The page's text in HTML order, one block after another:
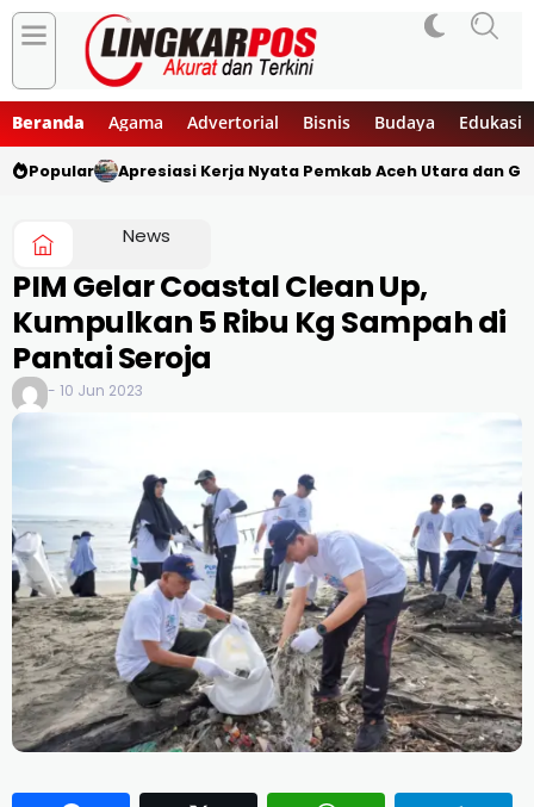
Beranda Agama Advertorial Bisnis Budaya Edukasi
Popular Apresiasi Kerja Nyata Pemkab Aceh Utara dan
News
PIM Gelar Coastal Clean Up,
Kumpulkan 5 Ribu Kg Sampah di
Pantai Seroja
- 10 Jun 2023